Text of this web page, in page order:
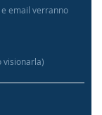
email verranno
visionarla)